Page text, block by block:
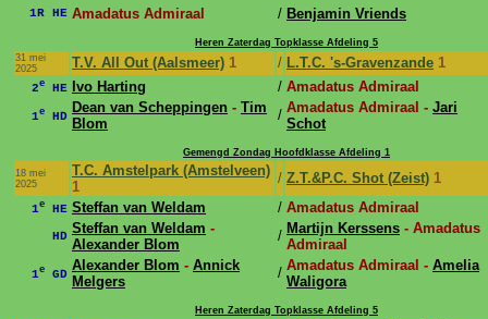
1R HE Amadatus Admiraal / Benjamin Vriends
Heren Zaterdag Topklasse Afdeling 5
31 mei
2025
T.V. All Out (Aalsmeer) 1 / L.T.C. 's-Gravenzande 1
2e HE Ivo Harting / Amadatus Admiraal
1e HD
Dean van Scheppingen - Tim
Blom
/ Amadatus Admiraal - Jari
Schot
Gemengd Zondag Hoofdklasse Afdeling 1
18 mei
2025
T.C. Amstelpark (Amstelveen)
1
/ Z.T.&P.C. Shot (Zeist) 1
1e HE Steffan van Weldam / Amadatus Admiraal
HD Steffan van Weldam -
Alexander Blom
/ Martijn Kerssens - Amadatus
Admiraal
1e GD
Alexander Blom - Annick
Melgers
/ Amadatus Admiraal - Amelia
Waligora
Heren Zaterdag Topklasse Afdeling 5